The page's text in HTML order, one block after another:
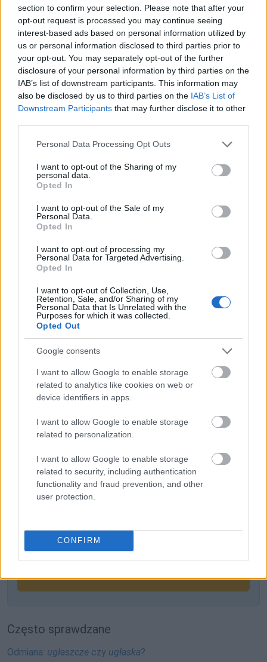
section to confirm your selection. Please note that after your
opt-out request is processed you may continue seeing
interest-based ads based on personal information utilized by
us or personal information disclosed to third parties prior to
your opt-out. You may separately opt-out of the further
disclosure of your personal information by third parties on the
IAB’s list of downstream participants. This information may
also be disclosed by us to third parties on the IAB’s List of
Downstream Participants that may further disclose it to other
Please note that this website/app uses one or more Google
not limited to your visit or usage behaviour. You may click to
grant or deny consent to Google and its third-party tags to
use your data for below specified purposes in below Google
consent section.
Personal Data Processing Opt Outs
I want to opt-out of the Sharing of my
personal data.
Opted In
I want to opt-out of the Sale of my
Personal Data.
Opted In
I want to opt-out of processing my
Personal Data for Targeted Advertising.
Opted In
I want to opt-out of Collection, Use,
Retention, Sale, and/or Sharing of my
Personal Data that Is Unrelated with the
Purposes for which it was collected.
Opted Out
Google consents
I want to allow Google to enable storage
related to analytics like cookies on web or
device identifiers in apps.
I want to allow Google to enable storage
related to personalization.
I want to allow Google to enable storage
related to security, including authentication
functionality and fraud prevention, and other
user protection.
CONFIRM
Wariant
41-latka
Reguły
reguły językowe, zasady pisowni (nowe opracowanie z
komentarzami)
3-krotny )
Sieć słów
odpowiednik męski:
Gramatyka
rzeczownikrodzaj żeńskiodmienny
formy w tabelce:
formy alfabetycznie:
czterdziestojednolatce; czterdziestojednolatek;
czterdziestojednolatkach; czterdziestojednolatkami;
czterdziestojednolatkę; czterdziestojednolatki;
ZGŁOŚ POPRAWKĘ
Pozostały wątpliwości? Brakuje czegoś w haśle?
Zobacz, co zyskują abonenci Dobrego słownika.
SPRAWDŹ
Często sprawdzane
Odmiana: ugłaszcze czy ugłaska?